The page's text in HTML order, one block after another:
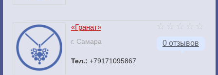
0 отзывов
«Гранат»
г. Самара
Тел.: +79171095867